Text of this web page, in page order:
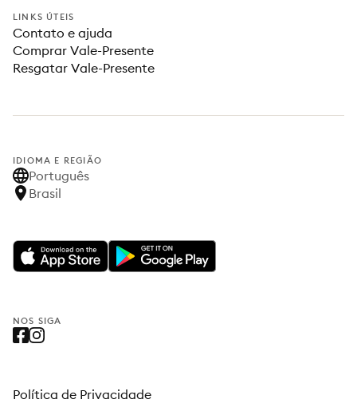
LINKS ÚTEIS
Contato e ajuda
Comprar Vale-Presente
Resgatar Vale-Presente
IDIOMA E REGIÃO
Português
Brasil
NOS SIGA
Política de Privacidade